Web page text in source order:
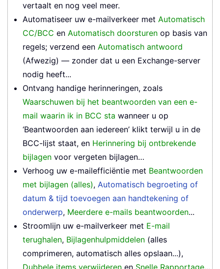
vertaalt en nog veel meer.
Automatiseer uw e-mailverkeer met Automatisch
CC/BCC en Automatisch doorsturen op basis van
regels; verzend een Automatisch antwoord
(Afwezig) — zonder dat u een Exchange-server
nodig heeft...
Ontvang handige herinneringen, zoals
Waarschuwen bij het beantwoorden van een e-
mail waarin ik in BCC sta wanneer u op
‘Beantwoorden aan iedereen’ klikt terwijl u in de
BCC-lijst staat, en Herinnering bij ontbrekende
bijlagen voor vergeten bijlagen…
Verhoog uw e-mailefficiëntie met Beantwoorden
met bijlagen (alles), Automatisch begroeting of
datum & tijd toevoegen aan handtekening of
onderwerp, Meerdere e-mails beantwoorden...
Stroomlijn uw e-mailverkeer met E-mail
terughalen, Bijlagenhulpmiddelen (alles
comprimeren, automatisch alles opslaan...),